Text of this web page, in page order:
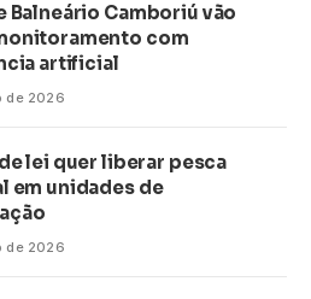
Balneário Camboriú vão
com
artificial
de 2026
lei quer liberar pesca
em unidades de
de 2026